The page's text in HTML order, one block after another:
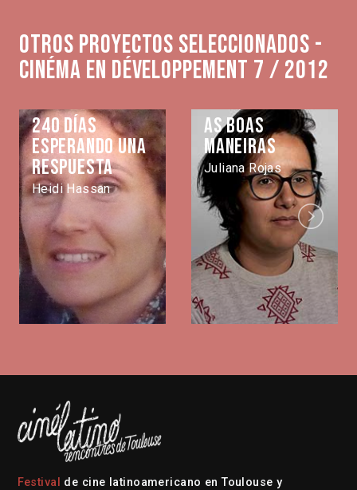
Otros proyectos seleccionados -
Cinéma en développement 7 / 2012
240 días
esperando una
respuesta
Heidi Hassan
As Boas
Maneiras
Juliana Rojas
Next
Festival
de cine latinoamericano en Toulouse y